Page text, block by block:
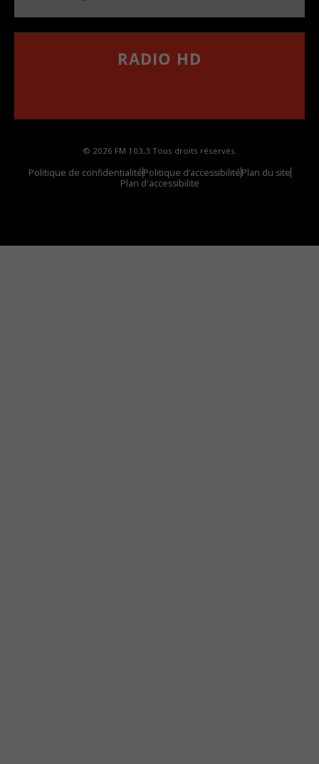
RADIO HD
© 2026 FM 103,3 Tous droits réservés.
Politique de confidentialitéPolitique d’accessibilitéPlan du site
Plan d'accessibilite